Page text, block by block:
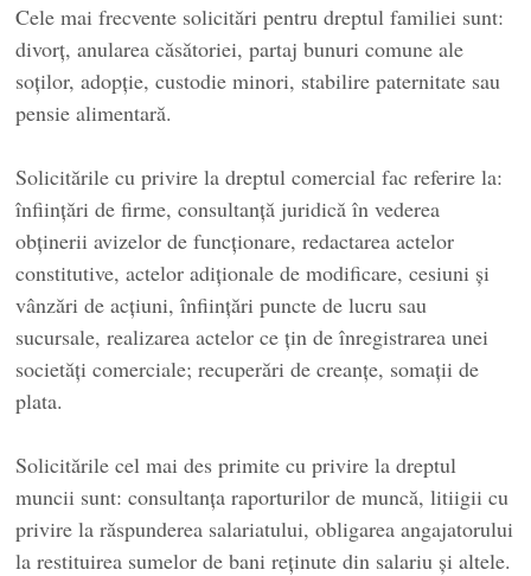
Cele mai frecvente solicitări pentru dreptul familiei sunt:
divorț, anularea căsătoriei, partaj bunuri comune ale
soților, adopție, custodie minori, stabilire paternitate sau
pensie alimentară.
Solicitările cu privire la dreptul comercial fac referire la:
înființări de firme, consultanță juridică în vederea
obținerii avizelor de funcționare, redactarea actelor
constitutive, actelor adiționale de modificare, cesiuni și
vânzări de acțiuni, înființări puncte de lucru sau
sucursale, realizarea actelor ce țin de înregistrarea unei
societăți comerciale; recuperări de creanțe, somații de
plata.
Solicitările cel mai des primite cu privire la dreptul
muncii sunt: consultanța raporturilor de muncă, litiigii cu
privire la răspunderea salariatului, obligarea angajatorului
la restituirea sumelor de bani reținute din salariu și altele.